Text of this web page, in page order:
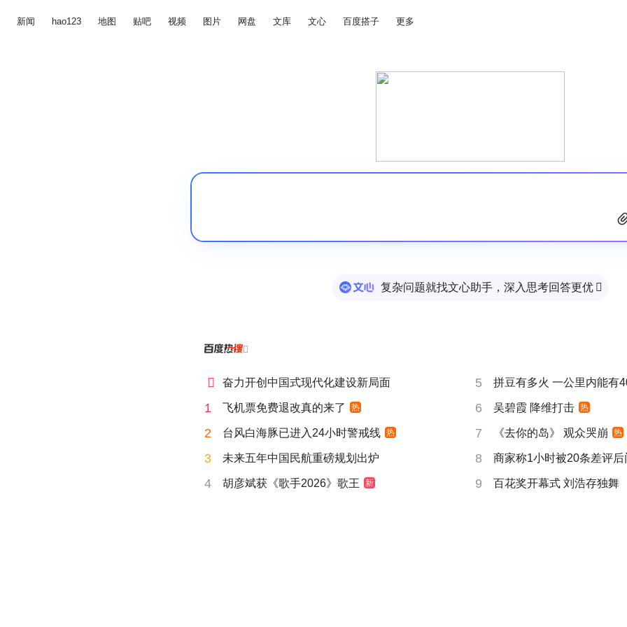
新闻 hao123 地图 贴吧 视频 图片 网盘 文库 文心 百度搭子 更多
复杂问题就找文心助手，深入思考回答更优 

 奋力开创中国式现代化建设新局面 5 拼豆有多火 一公里内能有
1 飞机票免费退改真的来了 热 6 吴碧霞 降维打击 热
2 台风白海豚已进入24小时警戒线 热 7 《去你的岛》 观众哭崩 热
3 未来五年中国民航重磅规划出炉 8 商家称1小时被20条差评后
4 胡彦斌获《歌手2026》歌王 新 9 百花奖开幕式 刘浩存独舞